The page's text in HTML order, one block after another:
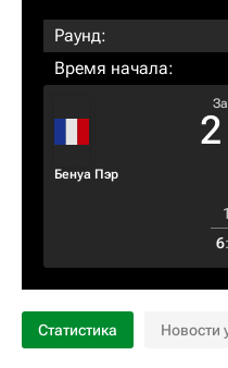
Раунд:
Время начала:
Бенуа Пэр
2
1
6:
Статистика Новости